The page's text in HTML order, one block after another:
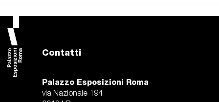
Contatti
Palazzo Esposizioni Roma
via Nazionale 194